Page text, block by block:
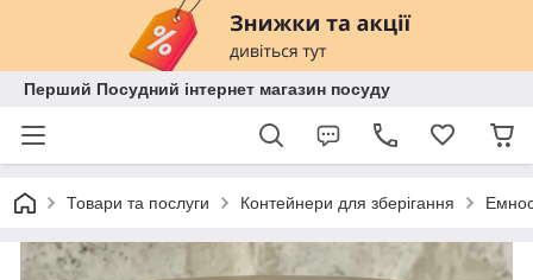
Перший Посудний інтернет магазин посуду
Товари та послуги Контейнери для зберігання